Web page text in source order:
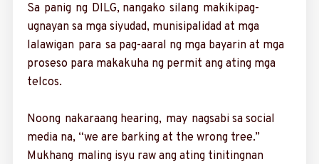
Sa panig ng DILG, nangako silang makiki­pag-
ugnayan sa mga siyudad, munisipalidad at mga
lalawigan para sa pag-aaral ng mga bayarin at mga
proseso para makakuha ng permit ang ating mga
telcos.
Noong nakaraang hearing, may nagsabi sa social
media na, “we are barking at the wrong tree.”
Mukhang maling isyu raw ang ating tini­tingnan